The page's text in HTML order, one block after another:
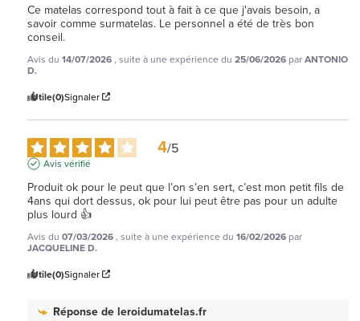
Ce matelas correspond tout à fait à ce que j'avais besoin, a
savoir comme surmatelas. Le personnel a été de très bon
conseil.
Avis du 14/07/2026, suite à une expérience du 25/06/2026 parANTONIO
D.
Utile(0)Signaler
4/5
Avis vérifié
Produit ok pour le peut que l’on s’en sert, c’est mon petit fils de
4ans qui dort dessus, ok pour lui peut être pas pour un adulte
plus lourd 👍
Avis du 07/03/2026, suite à une expérience du 16/02/2026 par
JACQUELINE D.
Utile(0)Signaler
Réponse deleroidumatelas.fr